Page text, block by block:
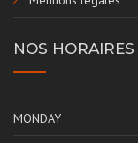
NOS HORAIRES
MONDAY